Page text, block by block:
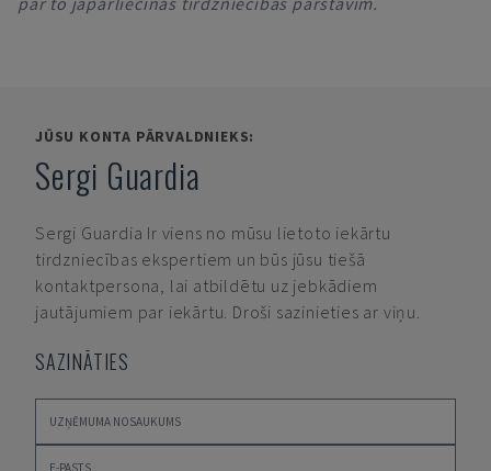
JŪSU KONTA PĀRVALDNIEKS:
Sergi Guardia
Sergi Guardia Ir viens no mūsu lietoto iekārtu
tirdzniecības ekspertiem un būs jūsu tiešā
kontaktpersona, lai atbildētu uz jebkādiem
jautājumiem par iekārtu. Droši sazinieties ar viņu.
SAZINĀTIES